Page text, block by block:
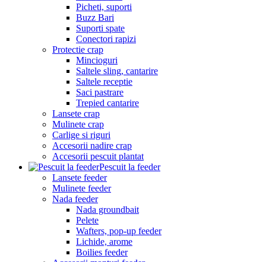
Picheti, suporti
Buzz Bari
Suporti spate
Conectori rapizi
Protectie crap
Mincioguri
Saltele sling, cantarire
Saltele receptie
Saci pastrare
Trepied cantarire
Lansete crap
Mulinete crap
Carlige si riguri
Accesorii nadire crap
Accesorii pescuit plantat
Pescuit la feeder
Lansete feeder
Mulinete feeder
Nada feeder
Nada groundbait
Pelete
Wafters, pop-up feeder
Lichide, arome
Boilies feeder